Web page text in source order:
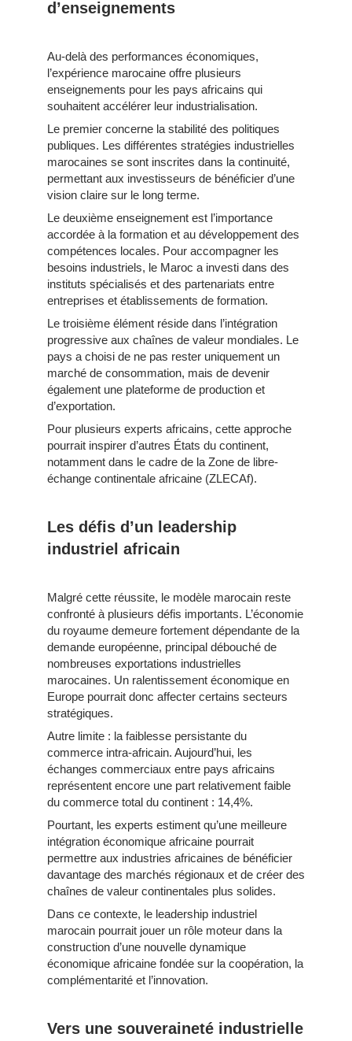
d’enseignements
Au-delà des performances économiques,
l’expérience marocaine offre plusieurs
enseignements pour les pays africains qui
souhaitent accélérer leur industrialisation.
Le premier concerne la stabilité des politiques
publiques. Les différentes stratégies industrielles
marocaines se sont inscrites dans la continuité,
permettant aux investisseurs de bénéficier d’une
vision claire sur le long terme.
Le deuxième enseignement est l’importance
accordée à la formation et au développement des
compétences locales. Pour accompagner les
besoins industriels, le Maroc a investi dans des
instituts spécialisés et des partenariats entre
entreprises et établissements de formation.
Le troisième élément réside dans l’intégration
progressive aux chaînes de valeur mondiales. Le
pays a choisi de ne pas rester uniquement un
marché de consommation, mais de devenir
également une plateforme de production et
d’exportation.
Pour plusieurs experts africains, cette approche
pourrait inspirer d’autres États du continent,
notamment dans le cadre de la Zone de libre-
échange continentale africaine (ZLECAf).
Les défis d’un leadership
industriel africain
Malgré cette réussite, le modèle marocain reste
confronté à plusieurs défis importants. L’économie
du royaume demeure fortement dépendante de la
demande européenne, principal débouché de
nombreuses exportations industrielles
marocaines. Un ralentissement économique en
Europe pourrait donc affecter certains secteurs
stratégiques.
Autre limite : la faiblesse persistante du
commerce intra-africain. Aujourd’hui, les
échanges commerciaux entre pays africains
représentent encore une part relativement faible
du commerce total du continent : 14,4%.
Pourtant, les experts estiment qu’une meilleure
intégration économique africaine pourrait
permettre aux industries africaines de bénéficier
davantage des marchés régionaux et de créer des
chaînes de valeur continentales plus solides.
Dans ce contexte, le leadership industriel
marocain pourrait jouer un rôle moteur dans la
construction d’une nouvelle dynamique
économique africaine fondée sur la coopération, la
complémentarité et l’innovation.
Vers une souveraineté industrielle